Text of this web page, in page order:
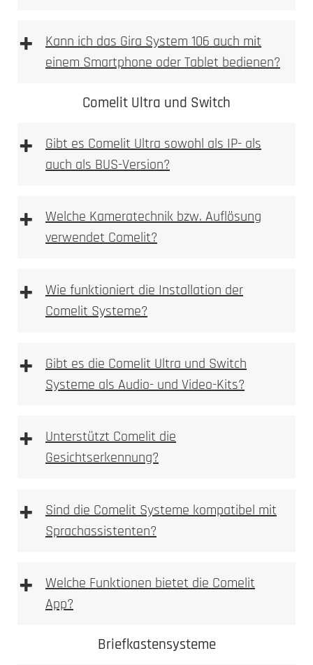
Weitwinkelobjektiv
Integrierte Bewegungsmelder mit
umfangreicheren Erkennungsoptionen
KNX und Loxone
Ideal für größere Wohnanlagen und gewerbliche
+
Kann ich das Gira System 106 auch mit
einem Smartphone oder Tablet bedienen?
Comelit Ultra und Switch
+
Gibt es Comelit Ultra sowohl als IP- als
auch als BUS-Version?
+
Welche Kameratechnik bzw. Auflösung
verwendet Comelit?
+
Wie funktioniert die Installation der
Comelit Systeme?
+
Gibt es die Comelit Ultra und Switch
Systeme als Audio- und Video-Kits?
+
Unterstützt Comelit die
Gesichtserkennung?
+
Sind die Comelit Systeme kompatibel mit
Sprachassistenten?
+
Welche Funktionen bietet die Comelit
App?
Briefkastensysteme